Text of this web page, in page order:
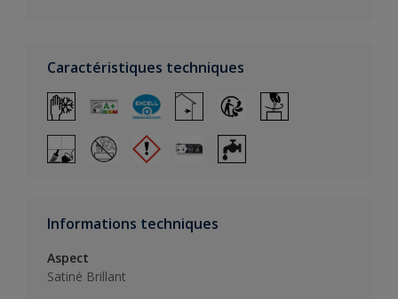
Caractéristiques techniques
Informations techniques
Aspect
Satiné Brillant